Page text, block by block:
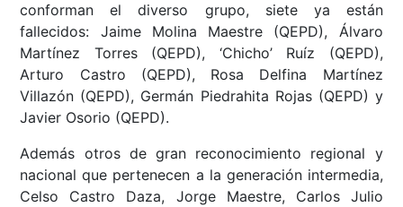
conforman el diverso grupo, siete ya están
fallecidos: Jaime Molina Maestre (QEPD), Álvaro
Martínez Torres (QEPD), ‘Chicho’ Ruíz (QEPD),
Arturo Castro (QEPD), Rosa Delfina Martínez
Villazón (QEPD), Germán Piedrahita Rojas (QEPD) y
Javier Osorio (QEPD).
Además otros de gran reconocimiento regional y
nacional que pertenecen a la generación intermedia,
Celso Castro Daza, Jorge Maestre, Carlos Julio